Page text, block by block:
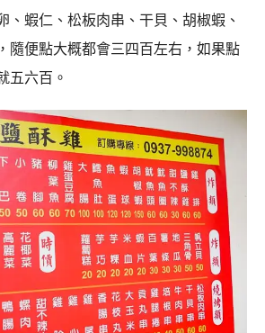
、蝦仁、松板肉串、干貝、胡椒蝦、
隨便點大概都會三四百左右，如果點
五六百。